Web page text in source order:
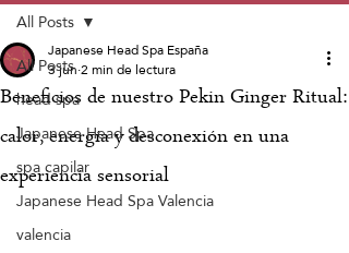
All Posts
head spa
Japanese Head Spa
spa capilar
Japanese Head Spa Valencia
valencia
All Posts
Beneficios de nuestro Pekin Ginger Ritual:
calor, energía y desconexión en una
experiencia sensorial
Japanese Head Spa España
3 jun2 min de lectura